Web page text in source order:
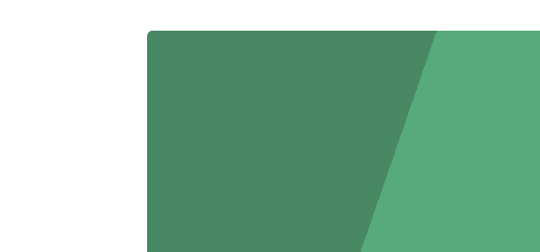
condições ideais.